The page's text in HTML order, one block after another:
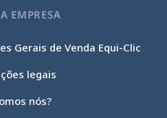
EMPRESA
Gerais de Venda Equi-Clic
legais
nós?